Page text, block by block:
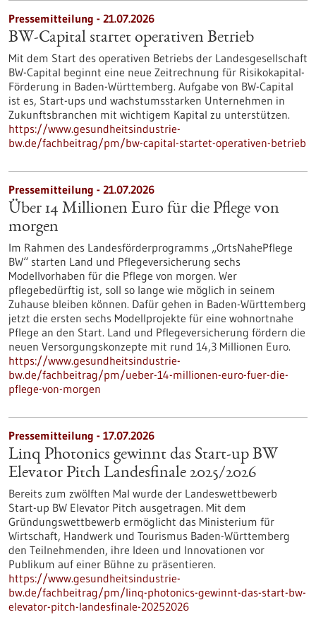
Pressemitteilung - 21.07.2026
BW-Capital startet operativen Betrieb
Mit dem Start des operativen Betriebs der Landesgesellschaft
BW-Capital beginnt eine neue Zeitrechnung für Risikokapital-
Förderung in Baden-Württemberg. Aufgabe von BW-Capital
ist es, Start-ups und wachstumsstarken Unternehmen in
Zukunftsbranchen mit wichtigem Kapital zu unterstützen.
https://www.gesundheitsindustrie-
bw.de/fachbeitrag/pm/bw-capital-startet-operativen-betrieb
Pressemitteilung - 21.07.2026
Über 14 Millionen Euro für die Pflege von
morgen
Im Rahmen des Landesförderprogramms „OrtsNahePflege
BW“ starten Land und Pflegeversicherung sechs
Modellvorhaben für die Pflege von morgen. Wer
pflegebedürftig ist, soll so lange wie möglich in seinem
Zuhause bleiben können. Dafür gehen in Baden-Württemberg
jetzt die ersten sechs Modellprojekte für eine wohnortnahe
Pflege an den Start. Land und Pflegeversicherung fördern die
neuen Versorgungskonzepte mit rund 14,3 Millionen Euro.
https://www.gesundheitsindustrie-
bw.de/fachbeitrag/pm/ueber-14-millionen-euro-fuer-die-
pflege-von-morgen
Pressemitteilung - 17.07.2026
Linq Photonics gewinnt das Start-up BW
Elevator Pitch Landesfinale 2025/2026
Bereits zum zwölften Mal wurde der Landeswettbewerb
Start-up BW Elevator Pitch ausgetragen. Mit dem
Gründungswettbewerb ermöglicht das Ministerium für
Wirtschaft, Handwerk und Tourismus Baden-Württemberg
den Teilnehmenden, ihre Ideen und Innovationen vor
Publikum auf einer Bühne zu präsentieren.
https://www.gesundheitsindustrie-
bw.de/fachbeitrag/pm/linq-photonics-gewinnt-das-start-bw-
elevator-pitch-landesfinale-20252026